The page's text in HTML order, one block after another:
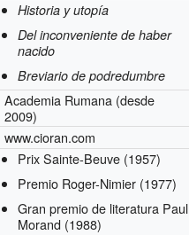
Historia y utopía
Del inconveniente de haber
nacido
Breviario de podredumbre
Academia Rumana (desde
2009)
www.cioran.com
Prix Sainte-Beuve (1957)
Premio Roger-Nimier (1977)
Gran premio de literatura Paul
Morand (1988)